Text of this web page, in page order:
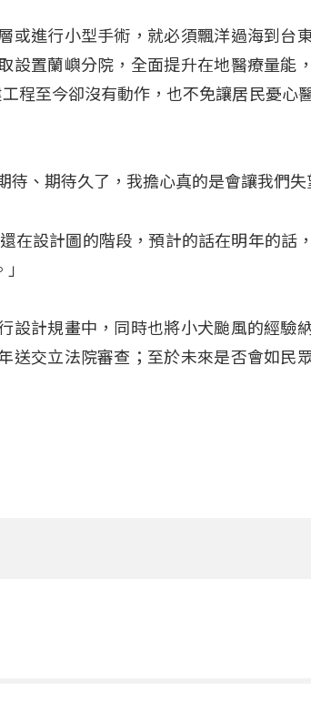
或進行小型手術，就必須飄洋過海到台
設置蘭嶼分院，全面提升在地醫療量能
程至今卻沒有動作，也不免讓居民憂心
、期待久了，我擔心真的是會讓我們失
在設計圖的階段，預計的話在明年的話
設計規畫中，同時也將小犬颱風的經驗
送交立法院審查；至於未來是否會如民